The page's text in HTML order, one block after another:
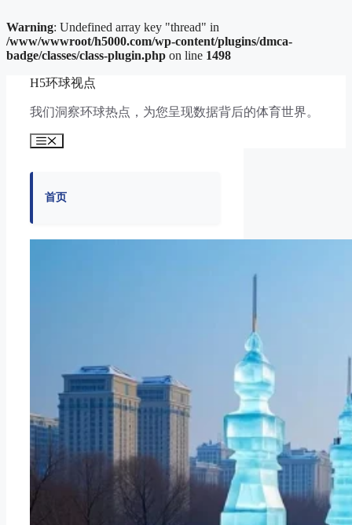
Warning: Undefined array key "thread" in
/www/wwwroot/h5000.com/wp-content/plugins/dmca-
badge/classes/class-plugin.php on line 1498
H5环球视点
我们洞察环球热点，为您呈现数据背后的体育世界。
菜
首页